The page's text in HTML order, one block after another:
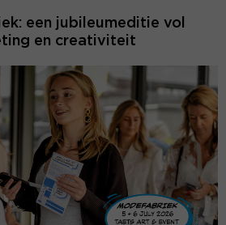
een jubileumeditie vol
en creativiteit